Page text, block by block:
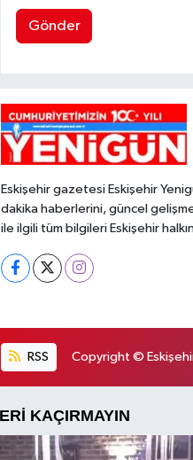
Gönder
Eskişehir gazetesi Eskişehir
dakika haberlerini, güncel
ile ilgili tüm bilgileri Eskişehir
RSS Copyright ©